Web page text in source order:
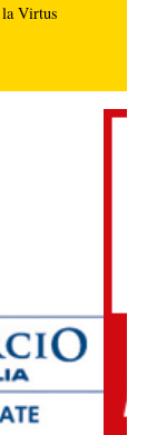
Virtus